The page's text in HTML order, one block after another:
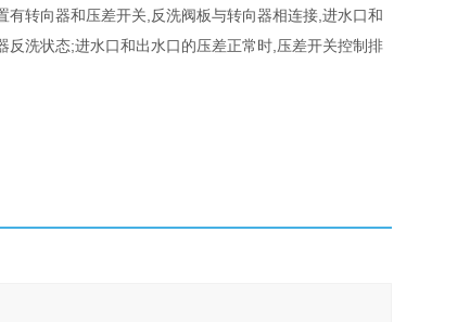
转向器和压差开关,反洗阀板与转向器相连接,进水口和
洗状态;进水口和出水口的压差正常时,压差开关控制排